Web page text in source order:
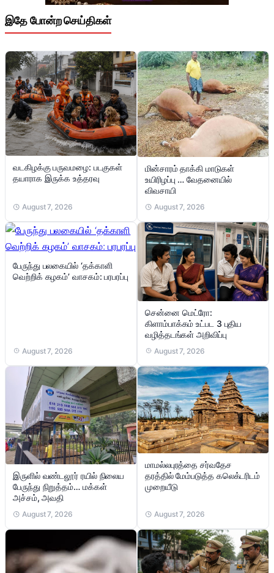
இதே போன்ற செய்திகள்
வடகிழக்கு பருவமழை: படகுகள்
தயாராக இருக்க உத்தரவு
August 7, 2026
மின்சாரம் தாக்கி மாடுகள்
உயிரிழப்பு … வேதனையில்
விவசாயி
August 7, 2026
பேருந்து பலகையில் ‘தக்காளி
வெற்றிக் கழகம்’ வாசகம்: பரபரப்பு
August 7, 2026
சென்னை மெட்ரோ:
கிளாம்பாக்கம் உட்பட 3 புதிய
வழித்தடங்கள் அறிவிப்பு
August 7, 2026
இருளில் வண்டலூர் ரயில் நிலைய
பேருந்து நிறுத்தம்… மக்கள்
அச்சம், அவதி
August 7, 2026
மாமல்லபுரத்தை சர்வதேச
தரத்தில் மேம்படுத்த கலெக்டரிடம்
முறையீடு
August 7, 2026